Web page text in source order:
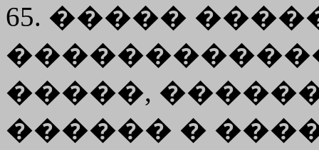
65. �����
�����,
������ �